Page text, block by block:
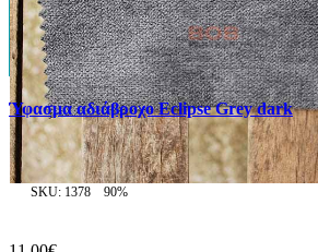
Ύφασμα αδιάβροχο Eclipse Grey dark
SKU: 1378 90%